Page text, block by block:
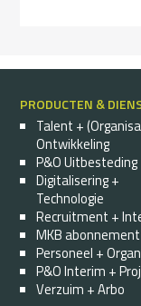
PRODUCTEN &
Talent +
Ontwikkeling
P&O Uitbesteding
Digitalisering +
Technologie
Recruitment +
MKB abonnement
Personeel +
P&O Interim +
Verzuim + Arbo